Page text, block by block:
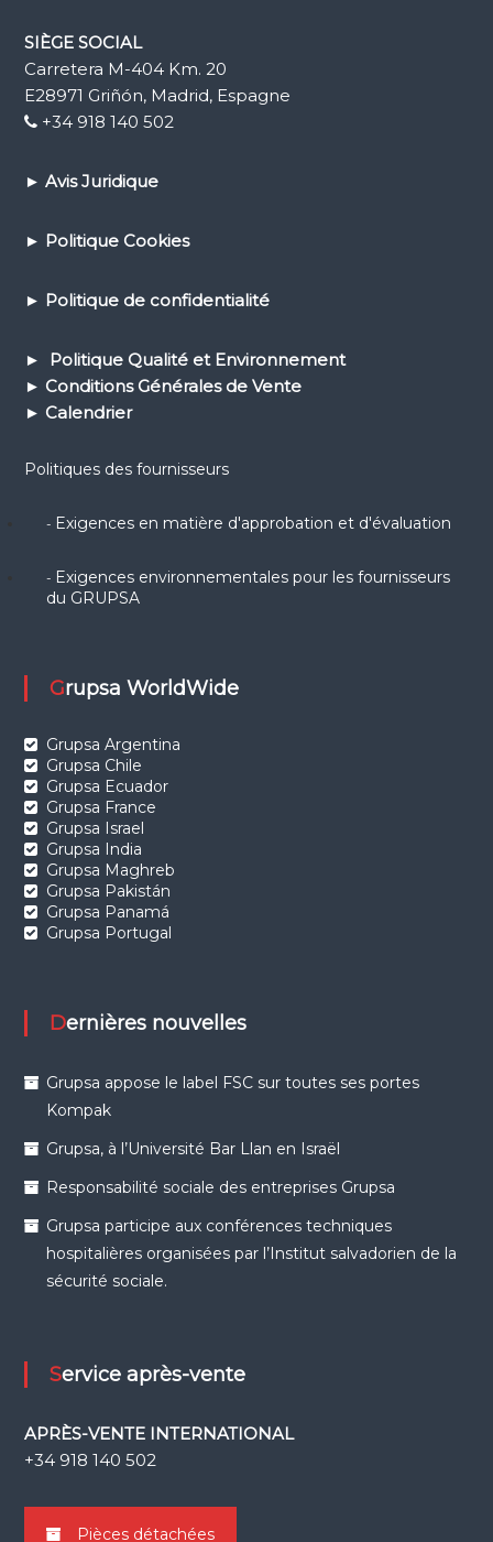
SIÈGE SOCIAL
Carretera M-404 Km. 20
E28971 Griñón, Madrid, Espagne
+34 918 140 502
► Avis Juridique
► Politique Cookies
► Politique de confidentialité
► Politique Qualité et Environnement
► Conditions Générales de Vente
► Calendrier
Politiques des fournisseurs
- Exigences en matière d'approbation et d'évaluation
- Exigences environnementales pour les fournisseurs
du GRUPSA
Grupsa WorldWide
Grupsa Argentina
Grupsa Chile
Grupsa Ecuador
Grupsa France
Grupsa Israel
Grupsa India
Grupsa Maghreb
Grupsa Pakistán
Grupsa Panamá
Grupsa Portugal
Dernières nouvelles
Grupsa appose le label FSC sur toutes ses portes
Kompak
Grupsa, à l’Université Bar Llan en Israël
Responsabilité sociale des entreprises Grupsa
Grupsa participe aux conférences techniques
hospitalières organisées par l’Institut salvadorien de la
sécurité sociale.
Service après-vente
APRÈS-VENTE INTERNATIONAL
+34 918 140 502
Pièces détachées